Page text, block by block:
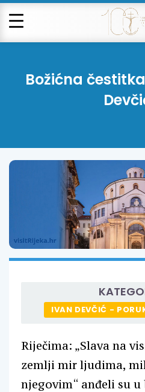
Božićna
IVAN DEVČIĆ -
Riječima: „Slava na
zemlji mir ljudima,
njegovim“ anđeli su